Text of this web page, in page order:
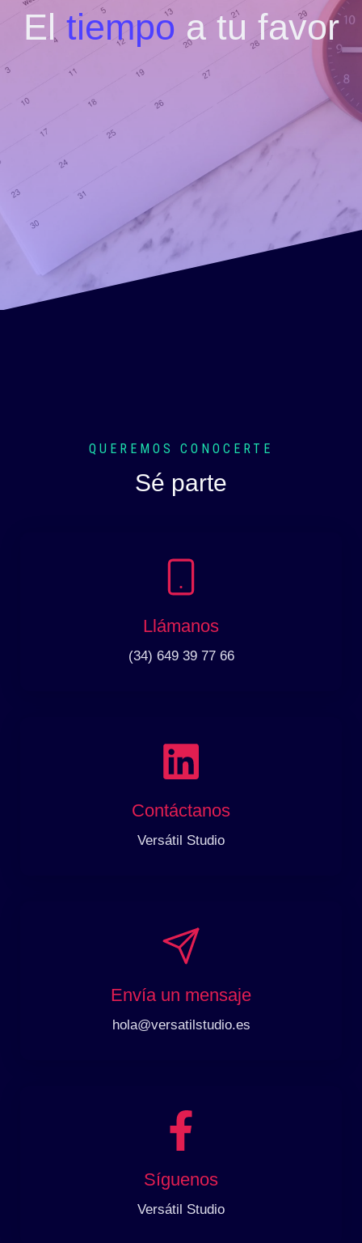
El tiempo a tu favor
QUEREMOS CONOCERTE
Sé parte
Llámanos
(34) 649 39 77 66
Contáctanos
Versátil Studio
Envía un mensaje
hola@versatilstudio.es
Síguenos
Versátil Studio